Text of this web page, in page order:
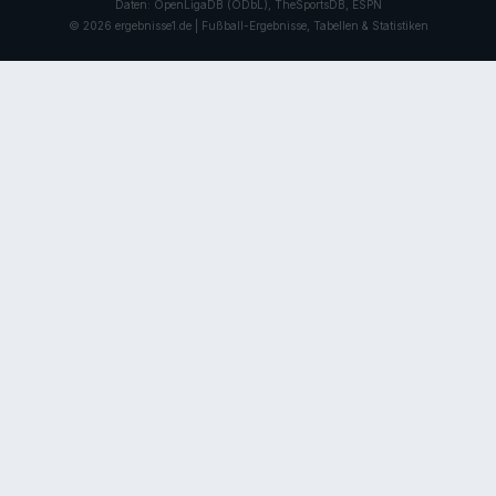
Daten: OpenLigaDB (ODbL), TheSportsDB, ESPN
© 2026 ergebnisse1.de | Fußball-Ergebnisse, Tabellen & Statistiken